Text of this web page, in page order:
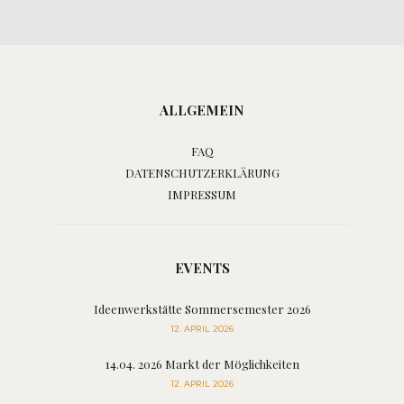
ALLGEMEIN
FAQ
DATENSCHUTZERKLÄRUNG
IMPRESSUM
EVENTS
Ideenwerkstätte Sommersemester 2026
12. APRIL 2026
14.04. 2026 Markt der Möglichkeiten
12. APRIL 2026